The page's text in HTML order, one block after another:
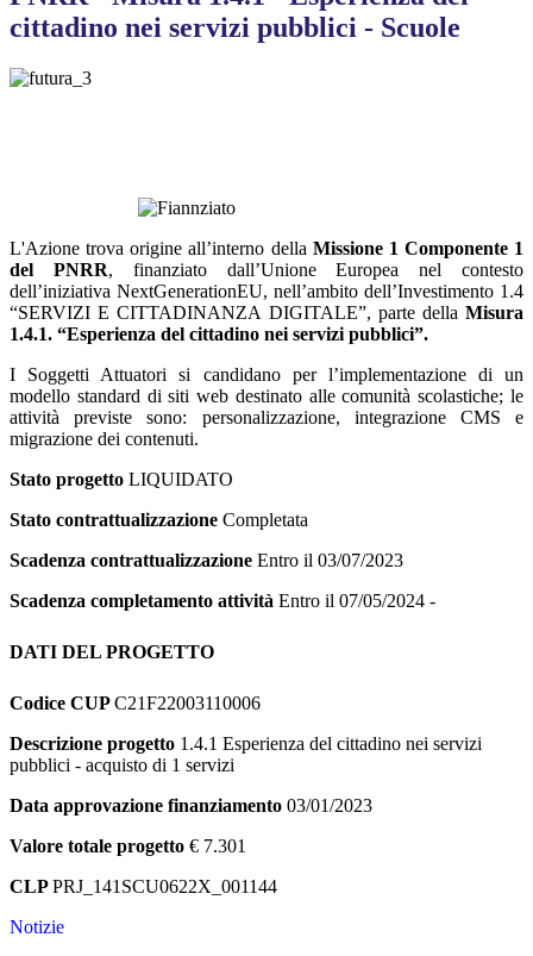
cittadino nei servizi pubblici - Scuole
L'Azione trova origine all’interno della Missione 1 Componente 1
del PNRR, finanziato dall’Unione Europea nel contesto
dell’iniziativa NextGenerationEU, nell’ambito dell’Investimento 1.4
“SERVIZI E CITTADINANZA DIGITALE”, parte della Misura
1.4.1. “Esperienza del cittadino nei servizi pubblici”.
I Soggetti Attuatori si candidano per l’implementazione di un
modello standard di siti web destinato alle comunità scolastiche; le
attività previste sono: personalizzazione, integrazione CMS e
migrazione dei contenuti.
Stato progetto LIQUIDATO
Stato contrattualizzazione Completata
Scadenza contrattualizzazione Entro il 03/07/2023
Scadenza completamento attività Entro il 07/05/2024 -
DATI DEL PROGETTO
Codice CUPC21F22003110006
Descrizione progetto 1.4.1 Esperienza del cittadino nei servizi
pubblici - acquisto di 1 servizi
Data approvazione finanziamento 03/01/2023
Valore totale progetto € 7.301
CLPPRJ_141SCU0622X_001144
Notizie